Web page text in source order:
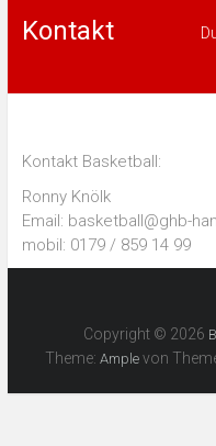
Kontakt
Kontakt Basketball:
Ronny Knölk
Email: basketball@ghb-
mobil: 0179 / 859 14 99
Copyright © 2026
Theme: Amplevon